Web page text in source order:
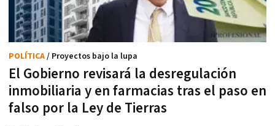
El Gobierno revisará la desregulación
inmobiliaria y en farmacias tras el paso en
falso por la Ley de Tierras
POLÍTICA/ Proyectos bajo la lupa